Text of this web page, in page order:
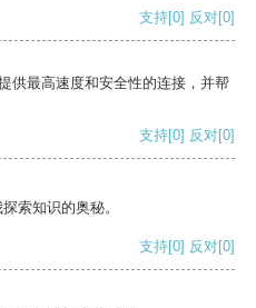
支持[0] 反对[0]
供最高速度和安全性的连接，并帮
支持[0] 反对[0]
索知识的奥秘。
支持[0] 反对[0]